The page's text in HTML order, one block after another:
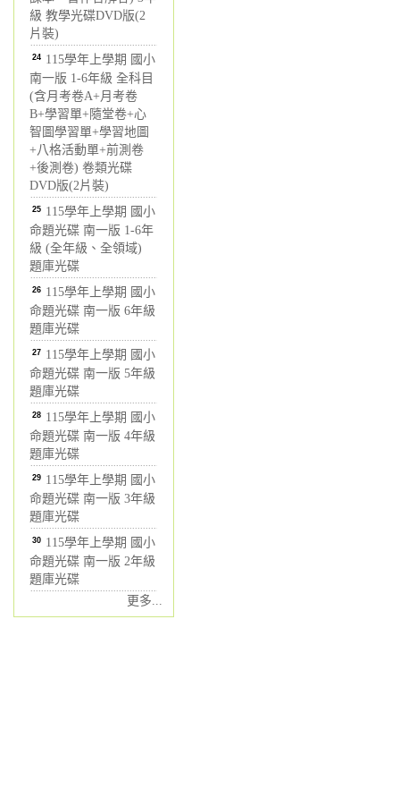
級 教學光碟DVD版(2
片裝)
24 115學年上學期 國小
南一版 1-6年級 全科目
(含月考卷A+月考卷
B+學習單+隨堂卷+心
智圖學習單+學習地圖
+八格活動單+前測卷
+後測卷) 卷類光碟
DVD版(2片裝)
25 115學年上學期 國小
命題光碟 南一版 1-6年
級 (全年級、全領域)
題庫光碟
26 115學年上學期 國小
命題光碟 南一版 6年級
題庫光碟
27 115學年上學期 國小
命題光碟 南一版 5年級
題庫光碟
28 115學年上學期 國小
命題光碟 南一版 4年級
題庫光碟
29 115學年上學期 國小
命題光碟 南一版 3年級
題庫光碟
30 115學年上學期 國小
命題光碟 南一版 2年級
題庫光碟
更多...